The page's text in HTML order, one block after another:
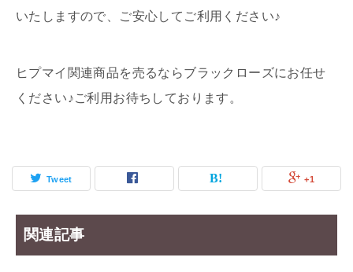
いたしますので、ご安心してご利用ください♪
ヒプマイ関連商品を売るならブラックローズにお任せ
ください♪ご利用お待ちしております。
Tweet +1
関連記事